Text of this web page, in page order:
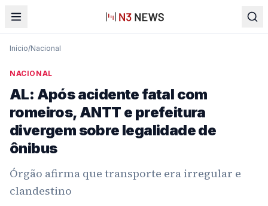
Início/Nacional
NACIONAL
AL: Após acidente fatal com
romeiros, ANTT e prefeitura
divergem sobre legalidade de
ônibus
Órgão afirma que transporte era irregular e
clandestino